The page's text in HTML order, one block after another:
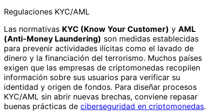
Regulaciones KYC/AML
Las normativas KYC (Know Your Customer) y AML
(Anti-Money Laundering) son medidas establecidas
para prevenir actividades ilícitas como el lavado de
dinero y la financiación del terrorismo. Muchos países
exigen que las empresas de criptomonedas recopilen
información sobre sus usuarios para verificar su
identidad y origen de fondos. Para diseñar procesos
KYC/AML sin abrir nuevas brechas, conviene repasar
buenas prácticas de ciberseguridad en criptomonedas.